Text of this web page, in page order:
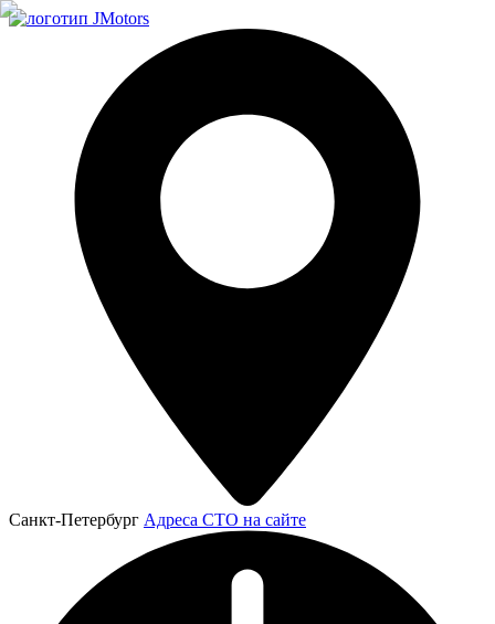
Санкт-Петербург Адреса СТО на сайте